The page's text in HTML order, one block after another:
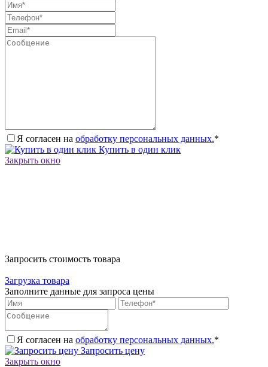
Я согласен на обработку персональных данных.*
Купить в один клик
Закрыть окно
Запросить стоимость товара
Загрузка товара
Заполните данные для запроса цены
Я согласен на обработку персональных данных.*
Запросить цену
Закрыть окно